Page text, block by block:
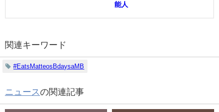
能人
関連キーワード
#EatsMatteosBdaysaMB
ニュースの関連記事